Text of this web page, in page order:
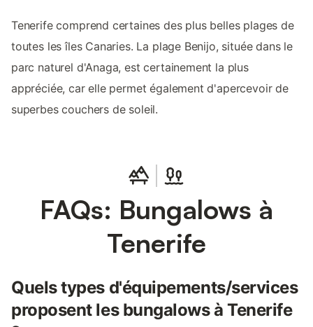
Tenerife comprend certaines des plus belles plages de
toutes les îles Canaries. La plage Benijo, située dans le
parc naturel d'Anaga, est certainement la plus
appréciée, car elle permet également d'apercevoir de
superbes couchers de soleil.
FAQs: Bungalows à
Tenerife
Quels types d'équipements/services
proposent les bungalows à Tenerife